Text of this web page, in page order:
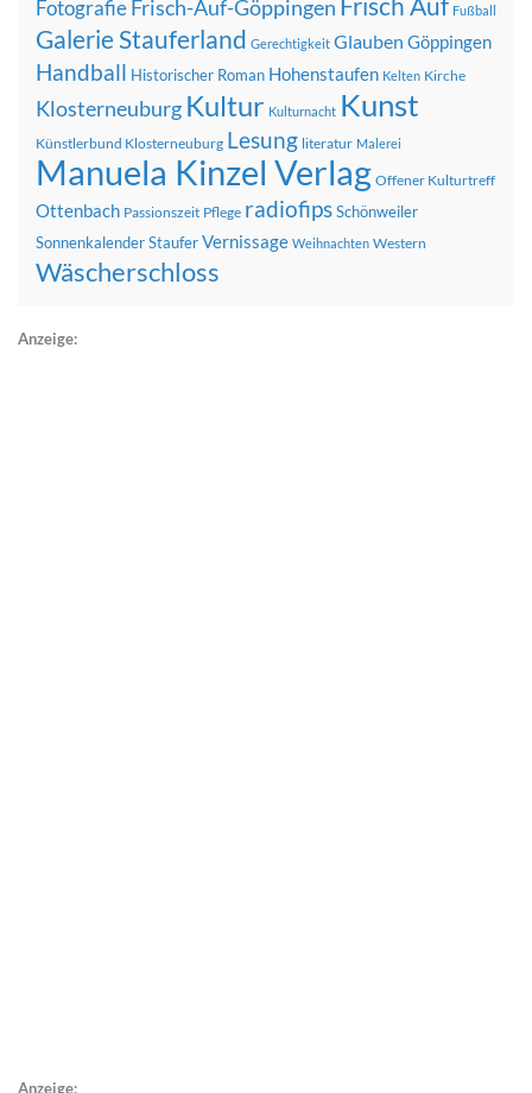
Fotografie Frisch-Auf-Göppingen Fußball
Galerie Stauferland Gerechtigkeit Glauben Göppingen
Handball Historischer Roman Hohenstaufen Kelten Kirche
Klosterneuburg Kultur Kulturnacht Kunst
Künstlerbund Klosterneuburg Lesung literatur Malerei
Manuela Kinzel Verlag Offener Kulturtreff
Ottenbach Passionszeit Pflege radiofipsSchönweiler
SonnenkalenderStauferVernissage Weihnachten Western
Wäscherschloss
Anzeige:
Anzeige: